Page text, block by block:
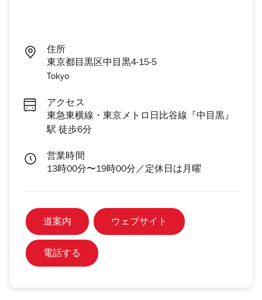
住所
東京都目黒区中目黒4-15-5
Tokyo
アクセス
東急東横線・東京メトロ日比谷線『中目黒』
駅 徒歩6分
営業時間
13時00分〜19時00分／定休日は月曜
道案内 ウェブサイト
電話する